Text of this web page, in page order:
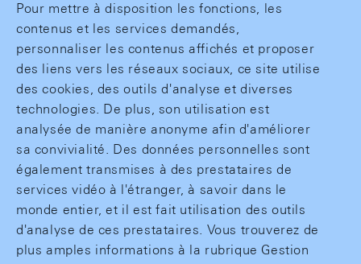
Pour mettre à disposition les fonctions, les
contenus et les services demandés,
personnaliser les contenus affichés et proposer
des liens vers les réseaux sociaux, ce site utilise
des cookies, des outils d'analyse et diverses
technologies. De plus, son utilisation est
analysée de manière anonyme afin d'améliorer
sa convivialité. Des données personnelles sont
également transmises à des prestataires de
services vidéo à l'étranger, à savoir dans le
monde entier, et il est fait utilisation des outils
d'analyse de ces prestataires. Vous trouverez de
plus amples informations à la rubrique Gestion